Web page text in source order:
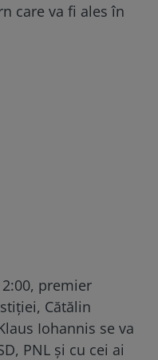
care va fi ales în
premier
Cătălin
Iohannis se va
PNL și cu cei ai